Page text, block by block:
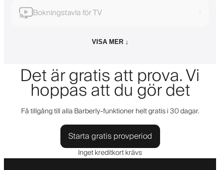
Bokningstavla för TV ›
VISA MER ↓
Det är gratis att prova. Vi
hoppas att du gör det
Få tillgång till alla Barberly-funktioner helt gratis i 30 dagar.
Starta gratis provperiod
Inget kreditkort krävs